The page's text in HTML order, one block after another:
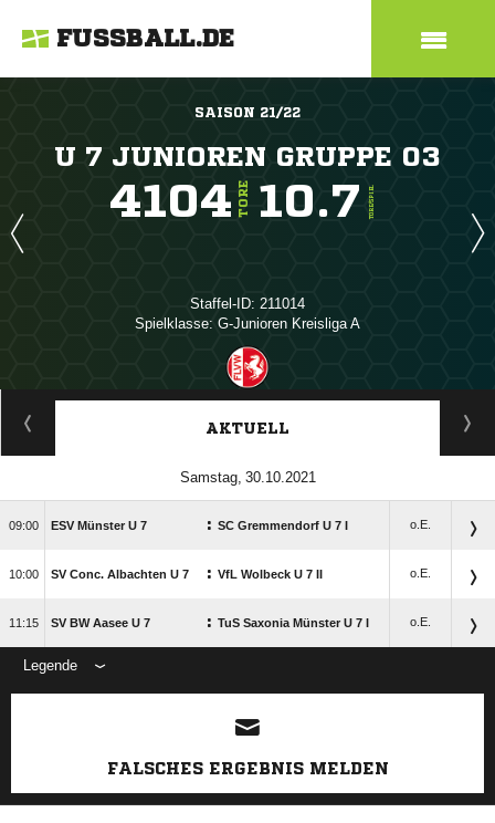
FUSSBALL.DE
SAISON 21/22
U 7 JUNIOREN GRUPPE 03
4104 TORE 10.7 TORE/SPIEL
Staffel-ID: 211014
Spielklasse: G-Junioren Kreisliga A
ANZEIGE
AKTUELL
 
 ESV Münster U 7 : SC Gremmendorf U 7 I o.E.
 SV Conc. Albachten U 7 : VfL Wolbeck U 7 II o.E.
 SV BW Aasee U 7 : TuS Saxonia Münster U 7 I o.E.
Legende
FALSCHES ERGEBNIS MELDEN